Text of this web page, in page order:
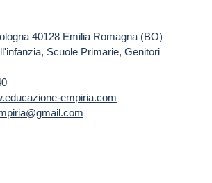
40128 Emilia Romagna (BO)
Scuole Primarie, Genitori
empiria.com